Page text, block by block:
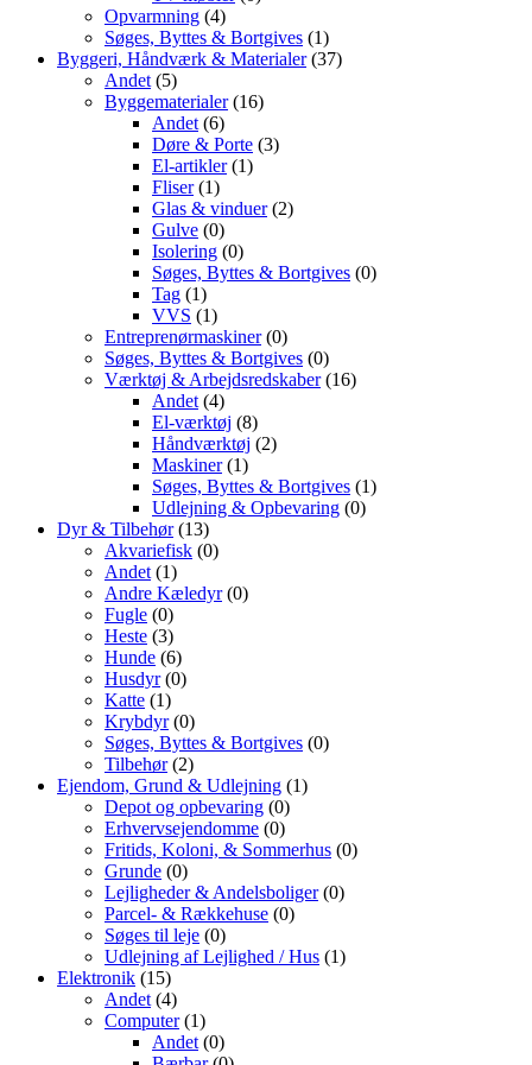
Opvarmning (4)
Søges, Byttes & Bortgives (1)
Byggeri, Håndværk & Materialer(37)
Andet (5)
Byggematerialer(16)
Andet (6)
Døre & Porte (3)
El-artikler(1)
Fliser(1)
Glas & vinduer(2)
Gulve (0)
Isolering (0)
Søges, Byttes & Bortgives (0)
Tag (1)
VVS (1)
Entreprenørmaskiner(0)
Søges, Byttes & Bortgives (0)
Værktøj & Arbejdsredskaber(16)
Andet (4)
El-værktøj (8)
Håndværktøj (2)
Maskiner(1)
Søges, Byttes & Bortgives (1)
Udlejning & Opbevaring (0)
Dyr & Tilbehør(13)
Akvariefisk (0)
Andet (1)
Andre Kæledyr(0)
Fugle (0)
Heste (3)
Hunde (6)
Husdyr(0)
Katte (1)
Krybdyr(0)
Søges, Byttes & Bortgives (0)
Tilbehør(2)
Ejendom, Grund & Udlejning (1)
Depot og opbevaring (0)
Erhvervsejendomme (0)
Fritids, Koloni, & Sommerhus (0)
Grunde (0)
Lejligheder & Andelsboliger(0)
Parcel- & Rækkehuse (0)
Søges til leje (0)
Udlejning af Lejlighed / Hus (1)
Elektronik (15)
Andet (4)
Computer(1)
Andet (0)